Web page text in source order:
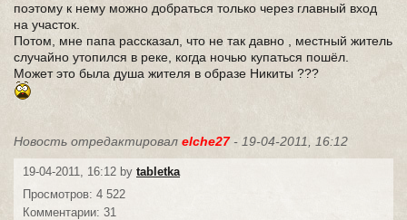
поэтому к нему можно добраться только через главный вход
на участок.
Потом, мне папа рассказал, что не так давно , местный житель
случайно утопился в реке, когда ночью купаться пошёл.
Может это была душа жителя в образе Никиты ???
Новость отредактировал elche27- 19-04-2011, 16:12
19-04-2011, 16:12 by tabletka
Просмотров: 4 522
Комментарии: 31